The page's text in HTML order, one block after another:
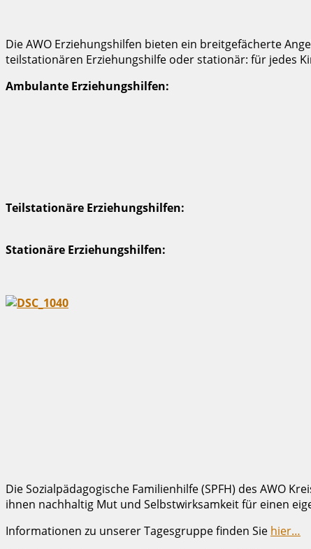
Die AWO Erziehungshilfen bieten ein breitgefächerte
teilstationären Erziehungshilfe oder stationär: für jedes
Ambulante Erziehungshilfen:
Teilstationäre Erziehungshilfen:
Stationäre Erziehungshilfen:
Die Sozialpädagogische Familienhilfe (SPFH) des AWO
ihnen nachhaltig Mut und Selbstwirksamkeit für einen
Informationen zu unserer Tagesgruppe finden Sie hier…